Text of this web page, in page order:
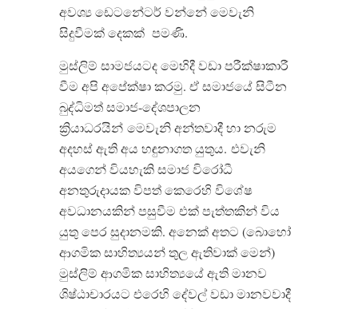
අවශ්‍ය ඩෙටනේටර් වන්නේ මෙවැනි
සිදුවීමක් දෙකක් පමණි.
මුස්ලිම් සාමජයටද මෙහිදී වඩා පරීක්ෂාකාරී
වීම අපි අපේක්ෂා කරමු. ඒ සමාජයේ සිටීන
බුද්ධිමත් සමාජ-දේශපාලන
ක්‍රියාධරයින් මෙවැනි අන්තවාදී හා නරුම
අදහස් ඇති අය හඳුනාගත යුතුය. එවැනි
අයගෙන් වියහැකි සමාජ විරෝධී
අනතුරුදායක විපත් කෙරෙහි විශේෂ
අවධානයකින් පසුවීම එක් පැත්තකින් විය
යුතු පෙර සුදානමකි. අනෙක් අතට (බොහෝ
ආගමික සාහිත්‍යයන් තුල ඇතිවාක් මෙන්)
මුස්ලිම් ආගමික සාහිත්‍යයේ ඇති මානව
ශිෂ්ඨාචාරයට එරෙහි දේවල් වඩා මානවවාදී